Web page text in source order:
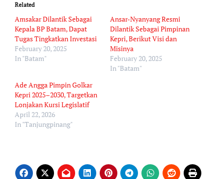
Related
Amsakar Dilantik Sebagai
Kepala BP Batam, Dapat
Tugas Tingkatkan Investasi
February 20, 2025
In "Batam"
Ansar-Nyanyang Resmi
Dilantik Sebagai Pimpinan
Kepri, Berikut Visi dan
Misinya
February 20, 2025
In "Batam"
Ade Angga Pimpin Golkar
Kepri 2025–2030, Targetkan
Lonjakan Kursi Legislatif
April 22, 2026
In "Tanjungpinang"